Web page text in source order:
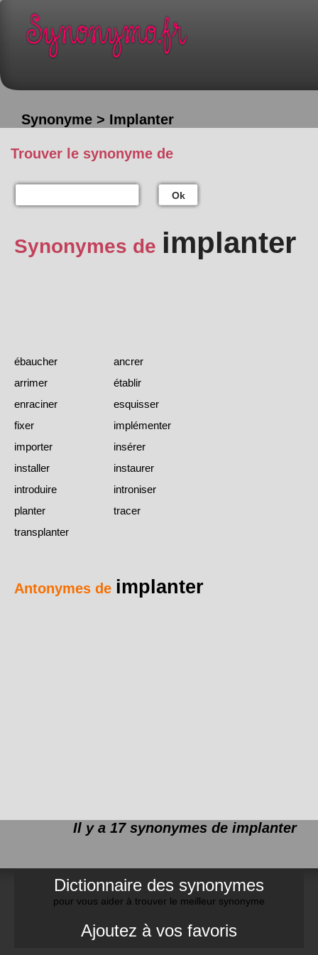
Synonyme > Implanter
Trouver le synonyme de
Ok
Synonymes de implanter
ébaucher
ancrer
arrimer
établir
enraciner
esquisser
fixer
implémenter
importer
insérer
installer
instaurer
introduire
introniser
planter
tracer
transplanter
Antonymes de implanter
Il y a 17 synonymes de implanter
Dictionnaire des synonymes
pour vous aider à trouver le meilleur synonyme
Ajoutez à vos favoris